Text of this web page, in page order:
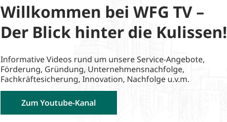
Willkommen bei WFG TV –
Der Blick hinter die Kulissen!
Informative Videos rund um unsere Service-Angebote,
Förderung, Gründung, Unternehmensnachfolge,
Fachkräftesicherung, Innovation, Nachfolge u.v.m.
Zum Youtube-Kanal